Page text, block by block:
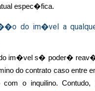
espec�fica.
do im�vel a
im�vel s� poder�
do contrato caso entre
com o inquilino. Contudo,